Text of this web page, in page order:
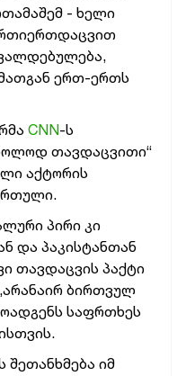
- ხელი
ერთ-ერთს
CNN-ს
თავდაცვითი“
აქტორის
პირი კი
და პაკისტანთან
თავდაცვის პაქტი
ბირთვულ
საფრთხეს
შეთანხმება იმ